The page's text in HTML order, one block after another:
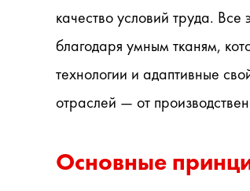
качество условий труда.
благодаря умным тканям,
технологии и адаптивные
отраслей — от
Основные